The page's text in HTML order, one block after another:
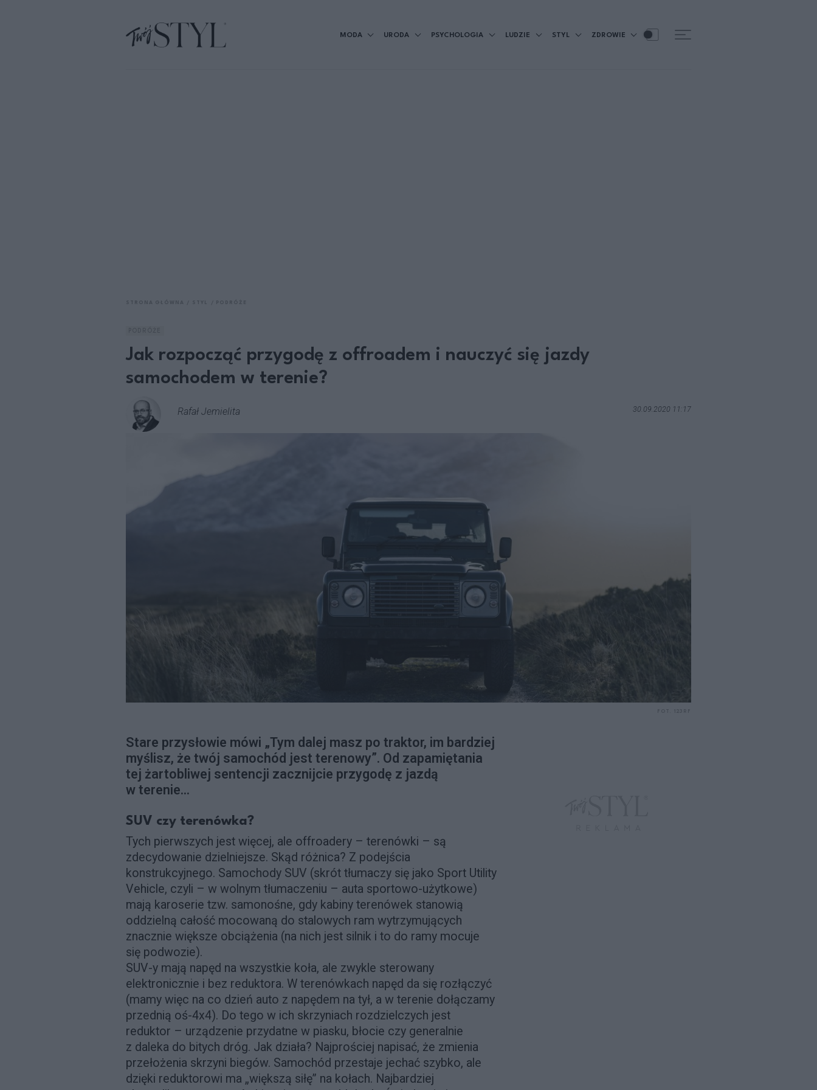
MODA URODA PSYCHOLOGIA LUDZIE STYL ZDROWIE
Jak rozpocząć przygodę z offroadem i nauczyć się jazdy
samochodem w terenie?
Rafał Jemielita 30.09.2020 11:17
Stare przysłowie mówi „Tym dalej masz po traktor, im bardziej
myślisz, że twój samochód jest terenowy”. Od zapamiętania
tej żartobliwej sentencji zacznijcie przygodę z jazdą
w terenie...
SUV czy terenówka?
Tych pierwszych jest więcej, ale offroadery – terenówki – są
zdecydowanie dzielniejsze. Skąd różnica? Z podejścia
konstrukcyjnego. Samochody SUV (skrót tłumaczy się jako Sport Utility
Vehicle, czyli – w wolnym tłumaczeniu – auta sportowo-użytkowe)
mają karoserie tzw. samonośne, gdy kabiny terenówek stanowią
oddzielną całość mocowaną do stalowych ram wytrzymujących
znacznie większe obciążenia (na nich jest silnik i to do ramy mocuje
się podwozie).
SUV-y mają napęd na wszystkie koła, ale zwykle sterowany
elektronicznie i bez reduktora. W terenówkach napęd da się rozłączyć
(mamy więc na co dzień auto z napędem na tył, a w terenie dołączamy
przednią oś-4x4). Do tego w ich skrzyniach rozdzielczych jest
reduktor – urządzenie przydatne w piasku, błocie czy generalnie
z daleka do bitych dróg. Jak działa? Najprościej napisać, że zmienia
przełożenia skrzyni biegów. Samochód przestaje jechać szybko, ale
dzięki reduktorowi ma „większą siłę” na kołach. Najbardziej